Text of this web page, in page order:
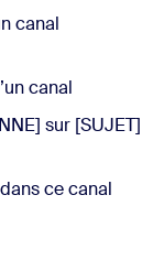
canal
canal
sur [SUJET]
ce canal